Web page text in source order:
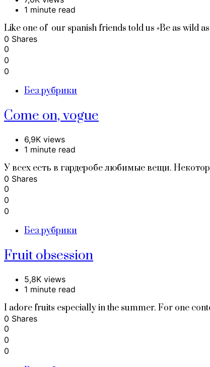
1 minute read
Like one of our spanish friends told us «Be as wild
0 Shares
0
0
0
Без рубрики
Come on, vogue
6,9K views
1 minute read
У всех есть в гардеробе любимые вещи.
0 Shares
0
0
0
Без рубрики
Fruit obsession
5,8K views
1 minute read
I adore fruits especially in the summer. For one
0 Shares
0
0
0